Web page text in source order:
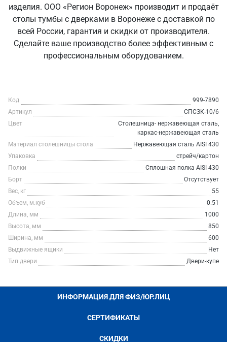
изделия. ООО «Регион Воронеж» производит и продаёт
столы тумбы с дверками в Воронеже с доставкой по
всей России, гарантия и скидки от производителя.
Сделайте ваше производство более эффективным с
профессиональным оборудованием.
Код
999-7890
Артикул
СПСЗК-10/6
Цвет
Столешница- нержавеющая сталь,
каркас-нержавеющая сталь
Материал столешницы стола
Нержавеющая сталь AISI 430
Упаковка
стрейч/картон
Полки
Сплошная полка AISI 430
Борт
Отсутствует
Вес, кг
55
Объем, м.куб
0.51
Длина, мм
1000
Высота, мм
850
Ширина, мм
600
Выдвижные ящики
Нет
Тип двери
Двери-купе
ИНФОРМАЦИЯ ДЛЯ ФИЗ/ЮР.ЛИЦ
СЕРТИФИКАТЫ
СКИДКИ